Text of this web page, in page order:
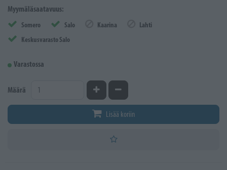
Myymäläsaatavuus:
Somero Salo Kaarina
Lahti
Keskusvarasto Salo
Varastossa
Määrä Kasvata määrääVähennä määrää
Lisää koriin